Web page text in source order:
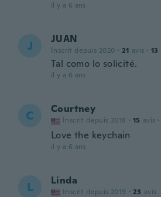
il y a 6 ans
J JUAN
Inscrit depuis 2020 · 21 avis · 13
Tal como lo solicité.
il y a 6 ans
C Courtney
Inscrit depuis 2018 · 15 avis ·
Love the keychain
il y a 6 ans
L Linda
Inscrit depuis 2019 · 23 avis